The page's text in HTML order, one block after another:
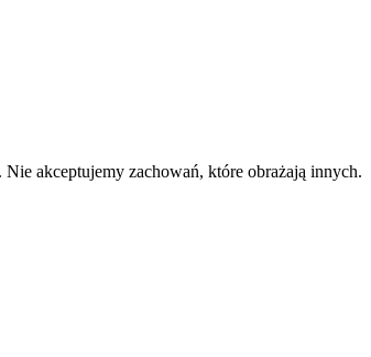
akceptujemy zachowań, które obrażają innych.